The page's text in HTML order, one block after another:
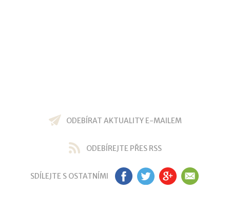
ODEBÍRAT AKTUALITY E-MAILEM
ODEBÍREJTE PŘES RSS
SDÍLEJTE S OSTATNÍMI FB TW GP EM